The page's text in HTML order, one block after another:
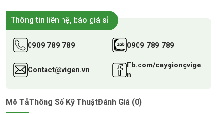
Thông tin liên hệ, báo giá sỉ
0909 789 789 0909 789 789
Contact@vigen.vn
Fb.com/caygiongvige
n
Mô TảThông Số Kỹ ThuậtĐánh Giá (0)